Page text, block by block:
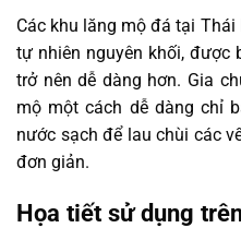
Các khu lăng mộ đá tại
tự nhiên nguyên khối, được
trở nên dễ dàng hơn. Gia
mộ một cách dễ dàng chỉ
nước sạch để lau chùi các
đơn giản.
Họa tiết sử dụng